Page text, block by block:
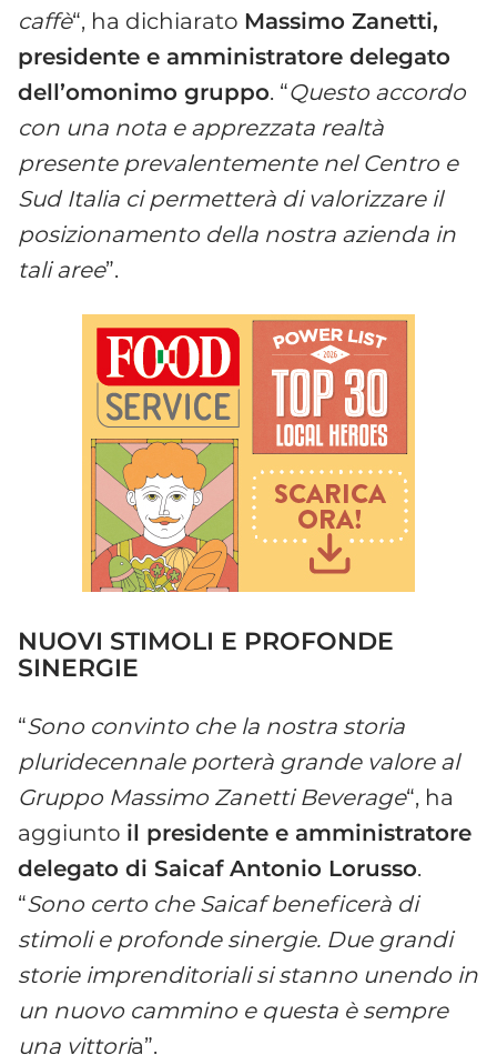
caffè“, ha dichiarato Massimo Zanetti,
presidente e amministratore delegato
dell’omonimo gruppo. “Questo accordo
con una nota e apprezzata realtà
presente prevalentemente nel Centro e
Sud Italia ci permetterà di valorizzare il
posizionamento della nostra azienda in
tali aree”.
NUOVI STIMOLI E PROFONDE
SINERGIE
“Sono convinto che la nostra storia
pluridecennale porterà grande valore al
Gruppo Massimo Zanetti Beverage“, ha
aggiunto il presidente e amministratore
delegato di Saicaf Antonio Lorusso.
“Sono certo che Saicaf beneficerà di
stimoli e profonde sinergie. Due grandi
storie imprenditoriali si stanno unendo in
un nuovo cammino e questa è sempre
una vittoria”.